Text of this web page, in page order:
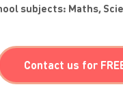
subjects: Maths,
Contact us for